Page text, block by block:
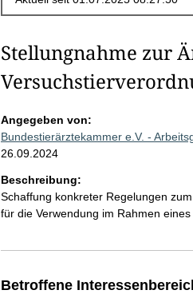
Stellungnahme zur
Angegeben von:
Bundestierärztekammer e.V. -
26.09.2024
Beschreibung:
Schaffung konkreter Regelungen
für die Verwendung im Rahmen
Betroffene